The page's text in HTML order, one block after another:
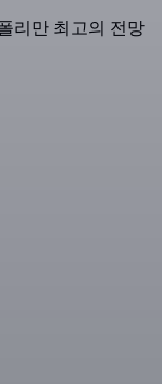
리만 최고의 전망